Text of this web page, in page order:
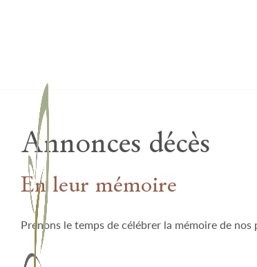
Annonces décès
En leur mémoire
Prenons le temps de célébrer la mémoire de nos